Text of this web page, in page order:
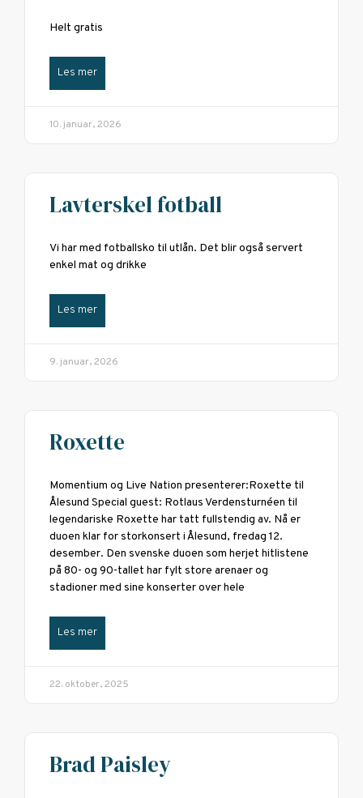
Helt gratis
Les mer
10. januar, 2026
Lavterskel fotball
Vi har med fotballsko til utlån. Det blir også servert
enkel mat og drikke
Les mer
9. januar, 2026
Roxette
Momentium og Live Nation presenterer:Roxette til
Ålesund Special guest: Rotlaus Verdensturnéen til
legendariske Roxette har tatt fullstendig av. Nå er
duoen klar for storkonsert i Ålesund, fredag 12.
desember. Den svenske duoen som herjet hitlistene
på 80- og 90-tallet har fylt store arenaer og
stadioner med sine konserter over hele
Les mer
22. oktober, 2025
Brad Paisley